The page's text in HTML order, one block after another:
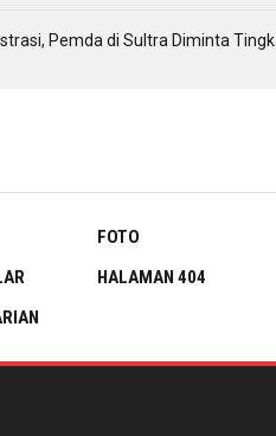
Pemda di Sultra Diminta
FOTO
HALAMAN 404